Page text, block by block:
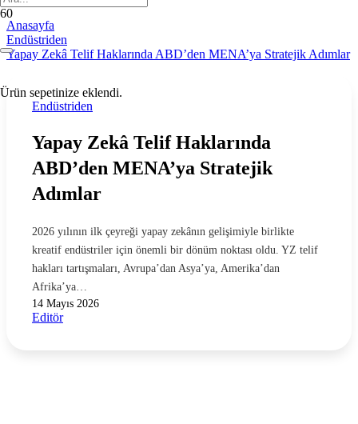
Ürün sepetinize eklendi.
Anasayfa
Endüstriden
Yapay Zekâ Telif Haklarında ABD’den MENA’ya Stratejik Adımlar
Endüstriden
Yapay Zekâ Telif Haklarında
ABD’den MENA’ya Stratejik
Adımlar
2026 yılının ilk çeyreği yapay zekânın gelişimiyle birlikte
kreatif endüstriler için önemli bir dönüm noktası oldu. YZ telif
hakları tartışmaları, Avrupa’dan Asya’ya, Amerika’dan
Afrika’ya…
14 Mayıs 2026
Editör